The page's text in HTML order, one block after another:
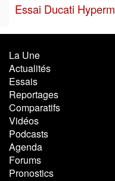
Essai Ducati
La Une
Actualités
Essais
Reportages
Comparatifs
Vidéos
Podcasts
Agenda
Forums
Pronostics